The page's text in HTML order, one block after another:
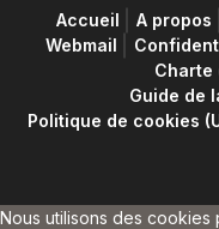
Accueil A propos
Webmail
Charte
Guide de
Politique de cookies
Nous utilisons des cookies